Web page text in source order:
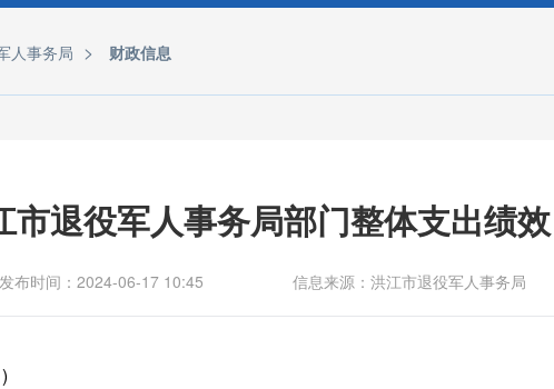
人事务局 > 财政信息
市退役军人事务局部门整体支出绩
发布时间：2024-06-17 10:45 信息来源：洪江市退役军人事务局